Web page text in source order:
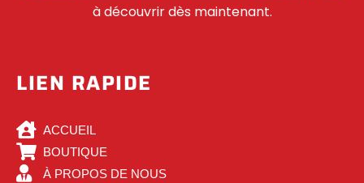
à découvrir dès maintenant.
LIEN RAPIDE
ACCUEIL
BOUTIQUE
À PROPOS DE NOUS